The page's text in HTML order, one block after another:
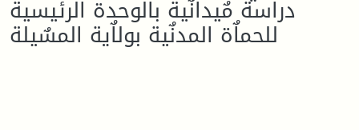
دراسة مٌيدانٌية بالوحدة الرئيسية
للحماٌة المدنٌية بولاٌية المسٌيلة